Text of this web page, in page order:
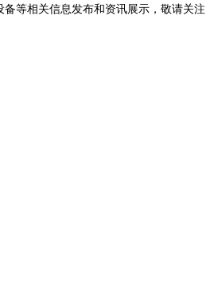
等相关信息发布和资讯展示，敬请关注